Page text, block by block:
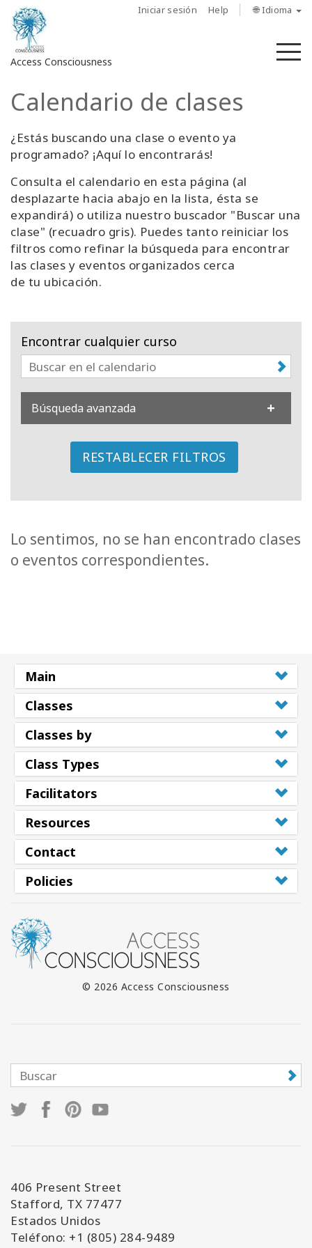
Iniciar sesión Help 🌐 Idioma
Access Consciousness
Iniciar
en
su
Sobre
nosotros
Las
barras
de
Access
Clases
CONTACTO
Calendario de clases
¿Estás buscando una clase o evento ya
programado? ¡Aquí lo encontrarás!
Consulta el calendario en esta página (al
desplazarte hacia abajo en la lista, ésta se
expandirá) o utiliza nuestro buscador "Buscar una
clase" (recuadro gris). Puedes tanto reiniciar los
filtros como refinar la búsqueda para encontrar
las clases y eventos organizados cerca
de tu ubicación.
Encontrar cualquier curso
Búsqueda avanzada
RESTABLECER FILTROS
Lo sentimos, no se han encontrado clases
o eventos correspondientes.
Main
Classes
Classes by
Class Types
Facilitators
Resources
Contact
Policies
© 2026 Access Consciousness
406 Present Street
Stafford, TX 77477
Estados Unidos
Teléfono: +1 (805) 284-9489